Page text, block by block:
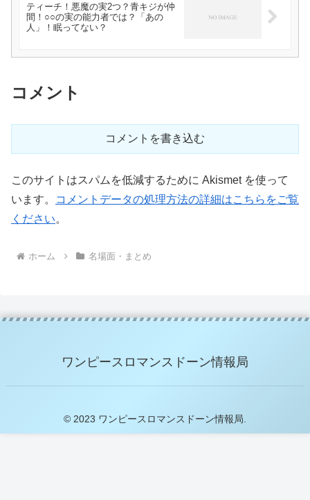
ティーチ！悪魔の実2つ？青キジが仲
間！○○の実の能力者では？「あの
人」！眠ってない？
コメント
コメントを書き込む
このサイトはスパムを低減するために Akismet を使って
います。
コメントデータの処理方法の詳細はこちらをご覧
ください。
ホーム 名場面・まとめ
ワンピースロマンスドーン情報局
© 2023 ワンピースロマンスドーン情報局.